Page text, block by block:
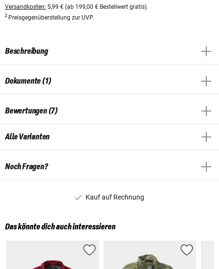
Versandkosten: 5,99 € (ab 199,00 € Bestellwert gratis).
2 Preisgegenüberstellung zur UVP.
Beschreibung
Dokumente (1)
Bewertungen (7)
Alle Varianten
Noch Fragen?
Kauf auf Rechnung
Das könnte dich auch interessieren